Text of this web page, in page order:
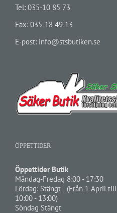
Tel: 035-10 85 73
Fax: 035-18 49 13
E-post: info@stsbutiken.se
ÖPPETTIDER
Öppettider Butik
Måndag-Fredag 8:00 - 17:30
Lördag: Stängt (Från 1 April
10:00 - 13:00)
Söndag Stängt